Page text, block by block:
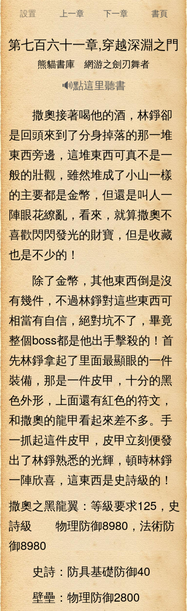
設置 上一章 下一章 書頁
第七百六十一章,穿越深淵之門
熊貓書庫 網游之劍刃舞者
🔊點這里聽書
撒奧接著喝他的酒，林錚卻
是回頭來到了分身掉落的那一堆
東西旁邊，這堆東西可真不是一
般的壯觀，雖然堆成了小山一樣
的主要都是金幣，但還是叫人一
陣眼花繚亂，看來，就算撒奧不
喜歡閃閃發光的財寶，但是收藏
也是不少的！
除了金幣，其他東西倒是沒
有幾件，不過林錚對這些東西可
相當有自信，絕對坑不了，畢竟
整個boss都是他出手擊殺的！首
先林錚拿起了里面最顯眼的一件
裝備，那是一件皮甲，十分的黑
色外形，上面還有紅色的符文，
和撒奧的龍甲看起來差不多。手
一抓起這件皮甲，皮甲立刻便發
出了林錚熟悉的光輝，頓時林錚
一陣欣喜，這東西是史詩級的！
撒奧之黑龍翼：等級要求125，史
詩級 物理防御8980，法術防
御8980
史詩：防具基礎防御40
壁壘：物理防御2800